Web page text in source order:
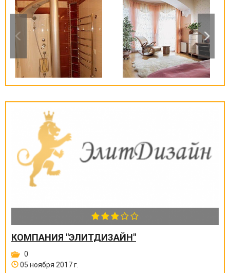
КОМПАНИЯ "ЭЛИТДИЗАЙН"
0
05 ноября 2017 г.